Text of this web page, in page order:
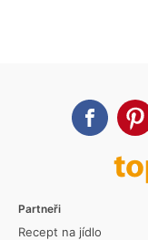
Partneři
Recept na jídlo